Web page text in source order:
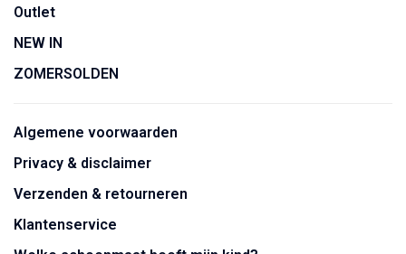
Outlet
NEW IN
ZOMERSOLDEN
Algemene voorwaarden
Privacy & disclaimer
Verzenden & retourneren
Klantenservice